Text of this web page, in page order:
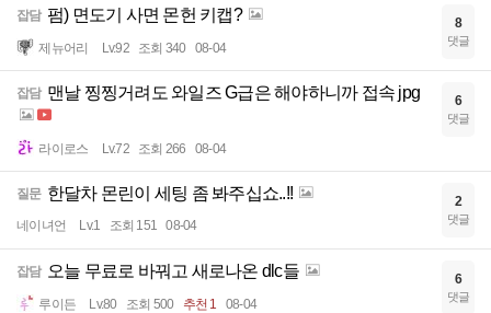
잡담 펌) 면도기 사면 몬헌 키캡?
제뉴어리 Lv.92 조회 340 08-04
8
댓글
잡담 맨날 찡찡거려도 와일즈 G급은 해야하니까 접속 jpg
라이로스 Lv.72 조회 266 08-04
6
댓글
질문 한달차 몬린이 세팅 좀 봐주십쇼..!!
네이녀언 Lv.1 조회 151 08-04
2
댓글
잡담 오늘 무료로 바꿔고 새로나온 dlc들
루이든 Lv.80 조회 500 추천 1 08-04
6
댓글